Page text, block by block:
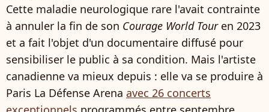
Cette maladie neurologique rare l'avait contrainte
à annuler la fin de son Courage World Touren 2023
et a fait l'objet d'un documentaire diffusé pour
sensibiliser le public à sa condition. Mais l'artiste
canadienne va mieux depuis : elle va se produire à
Paris La Défense Arena avec 26 concerts